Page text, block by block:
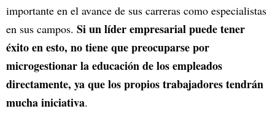
importante en el avance de sus carreras como especialistas
en sus campos. Si un líder empresarial puede tener
éxito en esto, no tiene que preocuparse por
microgestionar la educación de los empleados
directamente, ya que los propios trabajadores tendrán
mucha iniciativa.